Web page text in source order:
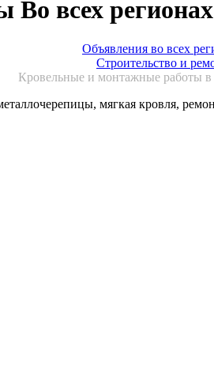
всех регионах
Объявления во всех
Строительство и
Кровельные и монтажные работы в
мягкая кровля,